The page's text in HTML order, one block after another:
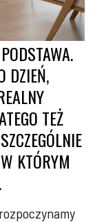
DZIEŃ,
TEŻ
KTÓRYM